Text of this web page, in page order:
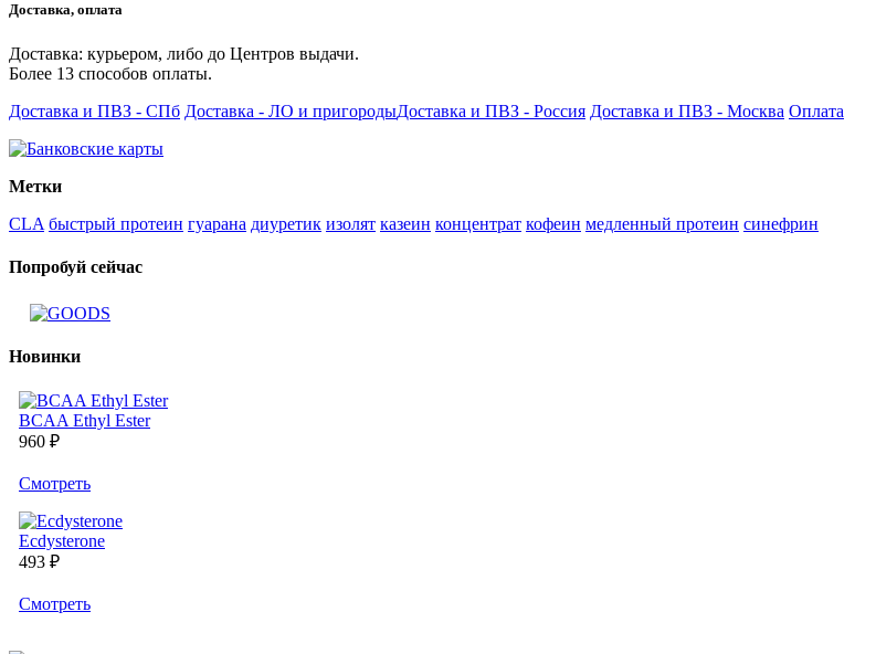
Доставка, оплата
Доставка: курьером, либо до Центров выдачи.
Более 13 способов оплаты.
Доставка и ПВЗ - СПб Доставка - ЛО и пригородыДоставка и ПВЗ - Россия Доставка и ПВЗ - Москва Оплата
Метки
CLA быстрый протеин гуарана диуретик изолят казеин концентрат кофеин медленный протеин синефрин
Попробуй сейчас
Новинки
BCAA Ethyl Ester
960 ₽
Cмотреть
Ecdysterone
493 ₽
Cмотреть